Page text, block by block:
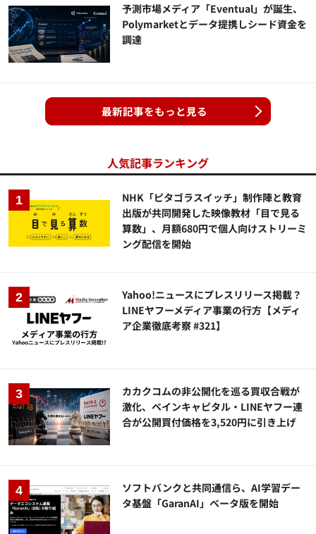
予測市場メディア「Eventual」が誕生、
Polymarketとデータ提携しシード資金を
調達
最新記事をもっと見る
人気記事ランキング
NHK「ピタゴラスイッチ」制作陣と教育
出版が共同開発した映像教材「目で見る
算数」、月額680円で個人向けストリーミ
ング配信を開始
Yahoo!ニュースにプレスリリース掲載？
LINEヤフーメディア事業の行方【メディ
ア企業徹底考察 #321】
カカクコムの非公開化を巡る買収合戦が
激化、ベインキャピタル・LINEヤフー連
合が公開買付価格を3,520円に引き上げ
ソフトバンクと共同通信ら、AI学習デー
タ基盤「GaranAI」ベータ版を開始